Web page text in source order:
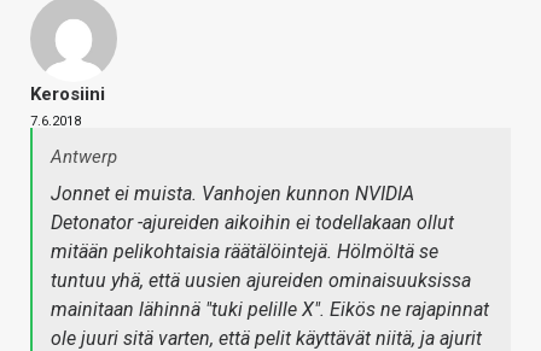
Kerosiini
7.6.2018
Antwerp
Jonnet ei muista. Vanhojen kunnon NVIDIA
Detonator -ajureiden aikoihin ei todellakaan ollut
mitään pelikohtaisia räätälöintejä. Hölmöltä se
tuntuu yhä, että uusien ajureiden ominaisuuksissa
mainitaan lähinnä "tuki pelille X". Eikös ne rajapinnat
ole juuri sitä varten, että pelit käyttävät niitä, ja ajurit